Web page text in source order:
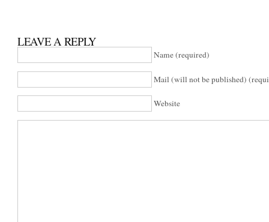
LEAVE A REPLY
Name (required)
Mail (will not be published)
Website